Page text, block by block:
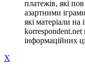
платежів, які
азартними
які матеріали на
інформаційних
X